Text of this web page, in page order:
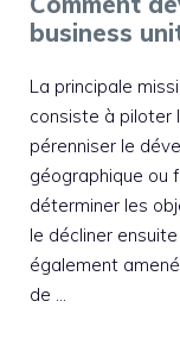
business
La principale
consiste à piloter
pérenniser le
géographique ou
déterminer les
le décliner
également
de …